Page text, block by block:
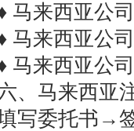
马来西亚公
马来西亚公
马来西亚公
、马来西亚
写委托书→